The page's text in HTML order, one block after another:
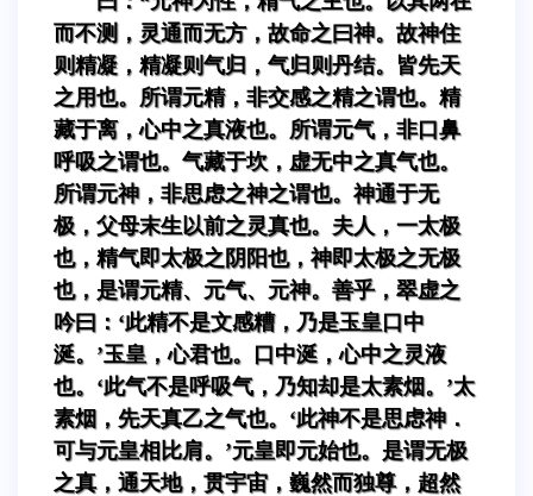
而不测，灵通而无方，故命之曰神。故神住
则精凝，精凝则气归，气归则丹结。皆先天
之用也。所谓元精，非交感之精之谓也。精
藏于离，心中之真液也。所谓元气，非口鼻
呼吸之谓也。气藏于坎，虚无中之真气也。
所谓元神，非思虑之神之谓也。神通于无
极，父母末生以前之灵真也。夫人，一太极
也，精气即太极之阴阳也，神即太极之无极
也，是谓元精、元气、元神。善乎，翠虚之
吟曰：‘此精不是文感糟，乃是玉皇口中
涎。’玉皇，心君也。口中涎，心中之灵液
也。‘此气不是呼吸气，乃知却是太素烟。’太
素烟，先天真乙之气也。‘此神不是思虑神．
可与元皇相比肩。’元皇即元始也。是谓无极
之真，通天地，贯宇宙，巍然而独尊，超然